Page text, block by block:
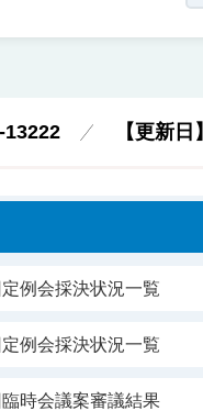
13222 【更新日】
例会採決状況一覧
例会採決状況一覧
時会議案審議結果